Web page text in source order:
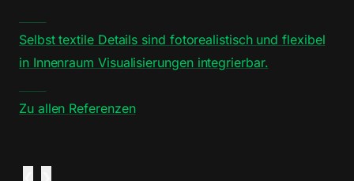
Selbst textile Details sind fotorealistisch und flexibel
in Innenraum Visualisierungen integrierbar.
Zu allen Referenzen